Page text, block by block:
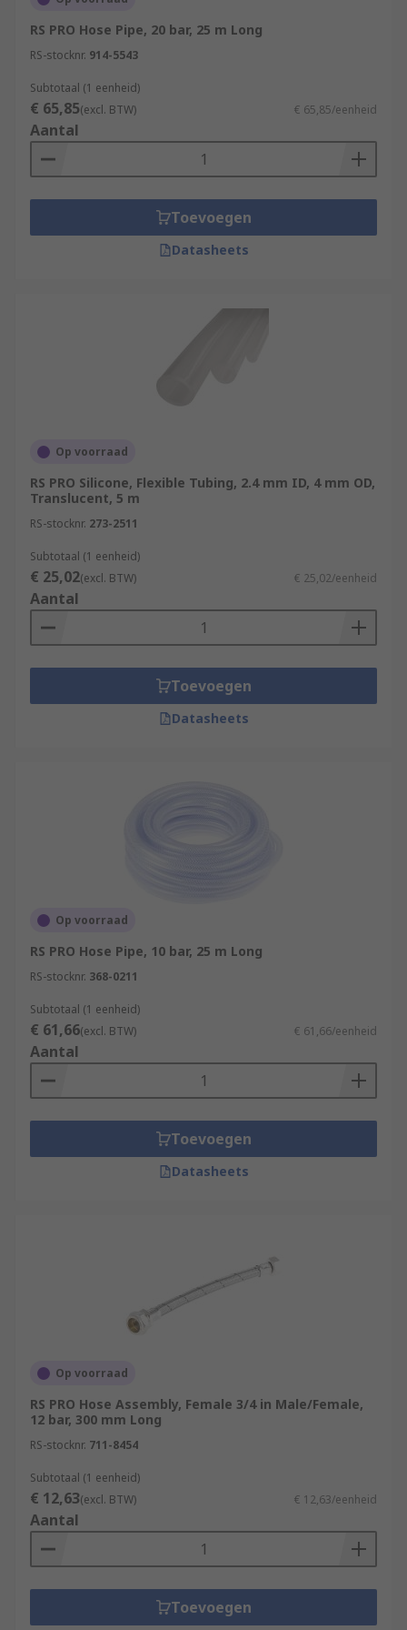
RS PRO Hose Pipe, 20 bar, 25 m Long
RS-stocknr. 914-5543
Subtotaal (1 eenheid)
€ 65,85(excl. BTW) € 65,85/eenheid
Aantal
Toevoegen
Datasheets
Op voorraad
RS PRO Silicone, Flexible Tubing, 2.4 mm ID, 4 mm OD,
Translucent, 5 m
RS-stocknr. 273-2511
Subtotaal (1 eenheid)
€ 25,02(excl. BTW) € 25,02/eenheid
Aantal
Toevoegen
Datasheets
Op voorraad
RS PRO Hose Pipe, 10 bar, 25 m Long
RS-stocknr. 368-0211
Subtotaal (1 eenheid)
€ 61,66(excl. BTW) € 61,66/eenheid
Aantal
Toevoegen
Datasheets
Op voorraad
RS PRO Hose Assembly, Female 3/4 in Male/Female,
12 bar, 300 mm Long
RS-stocknr. 711-8454
Subtotaal (1 eenheid)
€ 12,63(excl. BTW) € 12,63/eenheid
Aantal
Toevoegen